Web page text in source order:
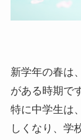
新学年の春は
がある時期で
特に中学生は
しくなり、学